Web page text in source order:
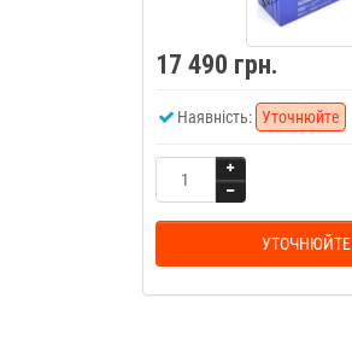
17 490 грн.
Наявність: Уточнюйте
УТОЧНЮЙТЕ